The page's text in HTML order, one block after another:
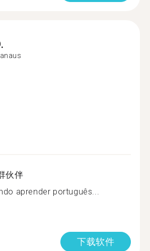
伙伴
aprender português...
下载软件